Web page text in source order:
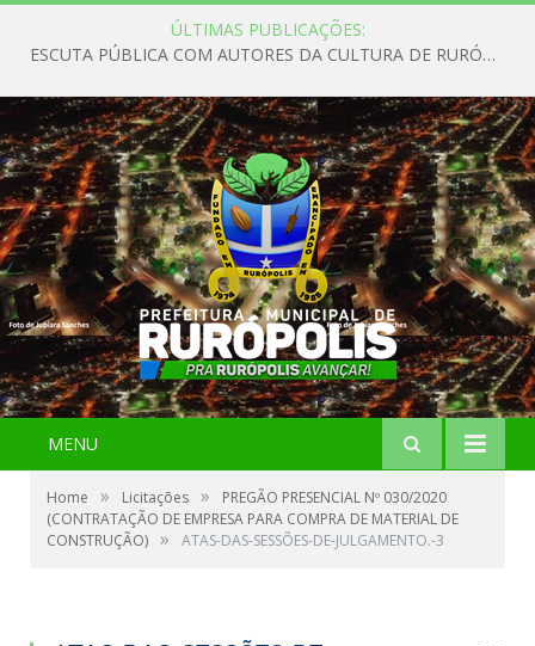
ÚLTIMAS PUBLICAÇÕES:
ESCUTA PÚBLICA COM AUTORES DA CULTURA DE RURÓPOLIS
MENU
Home » Licitações »
PREGÃO PRESENCIAL Nº 030/2020
(CONTRATAÇÃO DE EMPRESA PARA COMPRA DE MATERIAL DE
CONSTRUÇÃO) » ATAS-DAS-SESSÕES-DE-JULGAMENTO.-3